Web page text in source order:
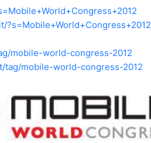
?s=Mobile+World+Congress+2012
mobile-world-congress-2012
tag/mobile-world-congress-2012